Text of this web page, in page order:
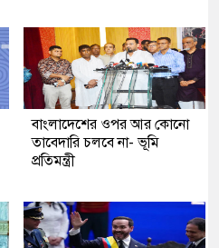
বাংলাদেশের ওপর আর কোনো
তাবেদারি চলবে না- ভূমি
প্রতিমন্ত্রী